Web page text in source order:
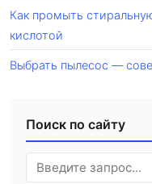
Как промыть
кислотой
Выбрать пылесос —
Поиск по сайту